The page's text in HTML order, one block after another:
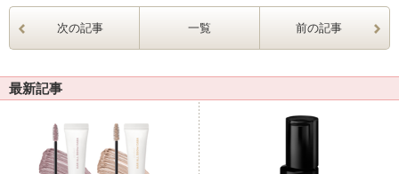
次の記事 一覧 前の記事
最新記事